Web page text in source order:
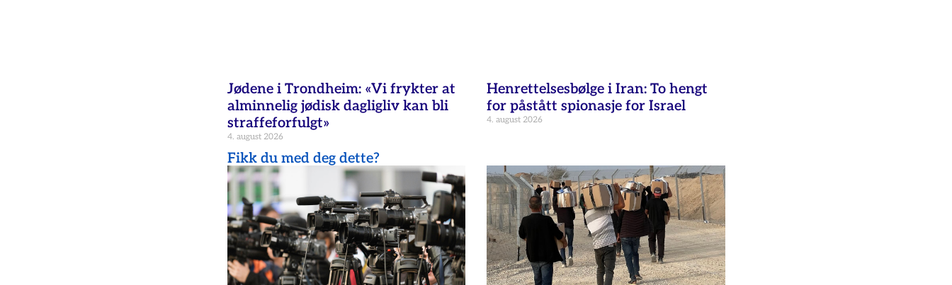
Jødene i Trondheim: «Vi frykter at
alminnelig jødisk dagligliv kan bli
straffeforfulgt»
4. august 2026
Henrettelsesbølge i Iran: To hengt
for påstått spionasje for Israel
4. august 2026
Fikk du med deg dette?